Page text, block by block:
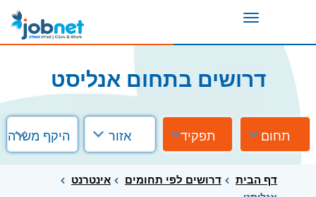
Toggle
דרושים בתחום אנליסט
תחום תפקיד אזור היקף משרה
דף הבית דרושים לפי תחומים אינטרנט